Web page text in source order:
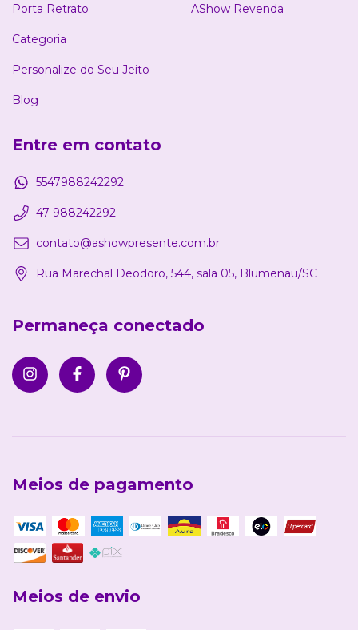
Porta Retrato
Categoria
Personalize do Seu Jeito
Blog
AShow Revenda
Entre em contato
5547988242292
47 988242292
contato@ashowpresente.com.br
Rua Marechal Deodoro, 544, sala 05, Blumenau/SC
Permaneça conectado
Meios de pagamento
Meios de envio